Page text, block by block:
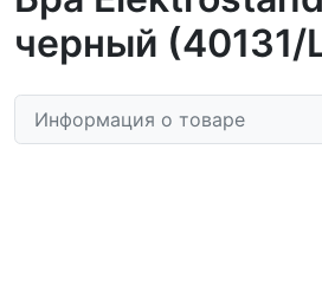
черный (40131/
Информация о товаре